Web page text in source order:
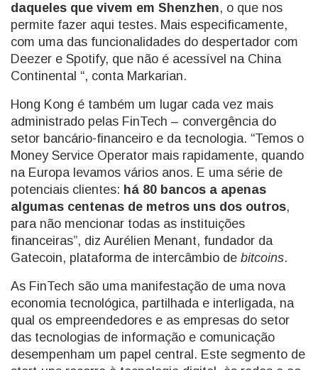
daqueles que vivem em Shenzhen, o que nos
permite fazer aqui testes. Mais especificamente,
com uma das funcionalidades do despertador com
Deezer e Spotify, que não é acessível na China
Continental “, conta Markarian.
Hong Kong é também um lugar cada vez mais
administrado pelas FinTech – convergência do
setor bancário-financeiro e da tecnologia. “Temos o
Money Service Operator mais rapidamente, quando
na Europa levamos vários anos. E uma série de
potenciais clientes: há 80 bancos a apenas
algumas centenas de metros uns dos outros,
para não mencionar todas as instituições
financeiras”, diz Aurélien Menant, fundador da
Gatecoin, plataforma de intercâmbio de bitcoins.
As FinTech são uma manifestação de uma nova
economia tecnológica, partilhada e interligada, na
qual os empreendedores e as empresas do setor
das tecnologias de informação e comunicação
desempenham um papel central. Este segmento de